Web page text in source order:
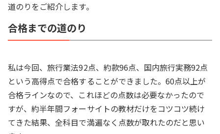
道のりをご紹介します。
合格までの道のり
私は今回、旅行業法92点、約款96点、国内旅行実務92点
という高得点で合格することができました。60点以上が
合格ラインなので、これほどの点数は必要なかったので
すが、約半年間フォーサイトの教材だけをコツコツ続け
てきた結果、全科目で満遍なく点数が取れたのだと思い